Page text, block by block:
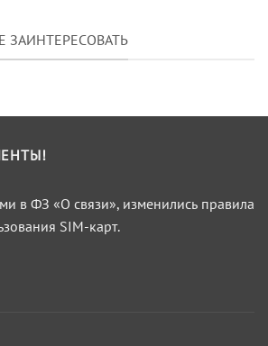
ЗАИНТЕРЕСОВАТЬ
в ФЗ «О связи», изменились правила
SIM-карт.